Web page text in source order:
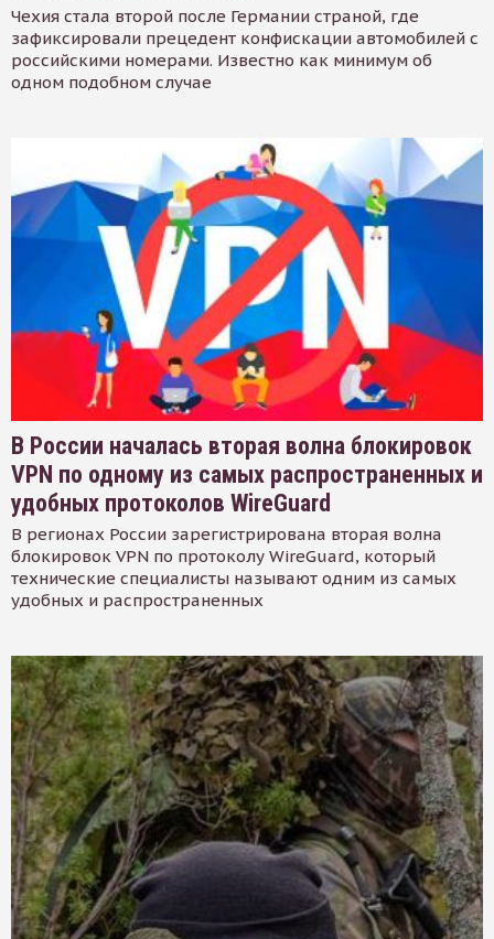
Чехия стала второй после Германии страной, где
зафиксировали прецедент конфискации автомобилей с
российскими номерами. Известно как минимум об
одном подобном случае
В России началась вторая волна блокировок
VPN по одному из самых распространенных и
удобных протоколов WireGuard
В регионах России зарегистрирована вторая волна
блокировок VPN по протоколу WireGuard, который
технические специалисты называют одним из самых
удобных и распространенных